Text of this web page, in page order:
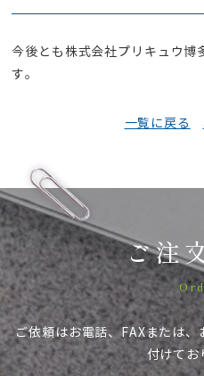
今後とも株式会社プリキュウ博
す。
一覧に戻る
ご注
ご依頼はお電話、FAXまたは
付けてお